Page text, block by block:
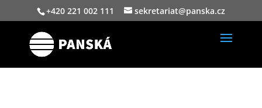
+420 221 002 111 sekretariat@panska.cz